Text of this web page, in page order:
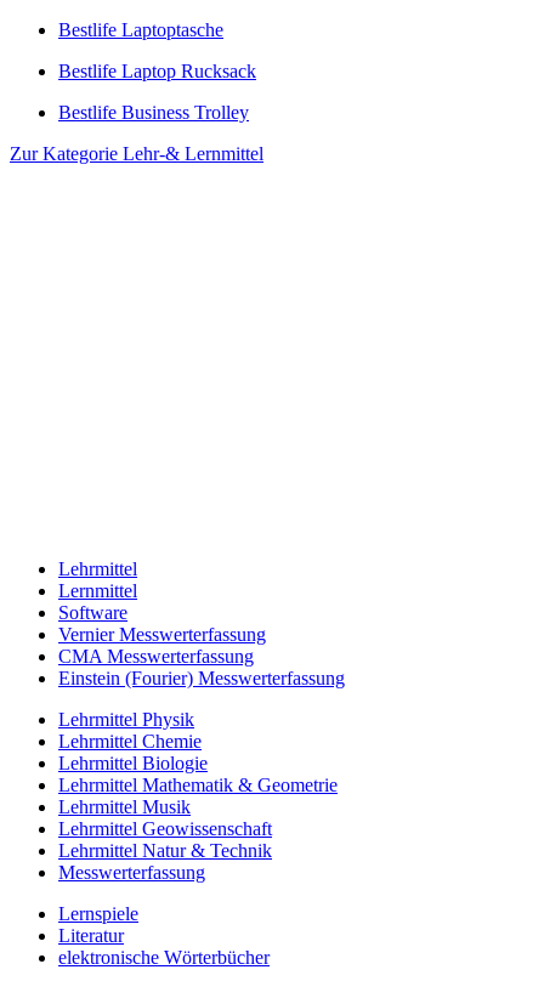
Bestlife Laptoptasche
Bestlife Laptop Rucksack
Bestlife Business Trolley
Zur Kategorie Lehr-& Lernmittel
Lehrmittel
Lernmittel
Software
Vernier Messwerterfassung
CMA Messwerterfassung
Einstein (Fourier) Messwerterfassung
Lehrmittel Physik
Lehrmittel Chemie
Lehrmittel Biologie
Lehrmittel Mathematik & Geometrie
Lehrmittel Musik
Lehrmittel Geowissenschaft
Lehrmittel Natur & Technik
Messwerterfassung
Lernspiele
Literatur
elektronische Wörterbücher